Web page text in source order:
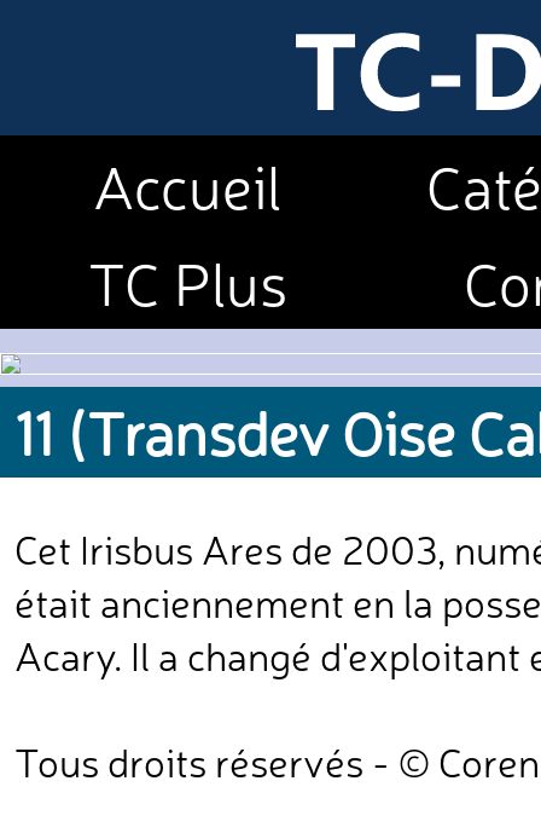
Accueil
TC Plus
11 (Transdev Oise
Cet Irisbus Ares de 2003,
était anciennement en la
Acary. Il a changé d'exploitant
Tous droits réservés - ©